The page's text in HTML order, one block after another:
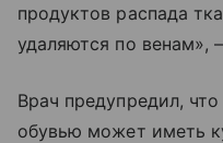
продуктов распада
удаляются по венам»,
Врач предупредил,
обувью может иметь